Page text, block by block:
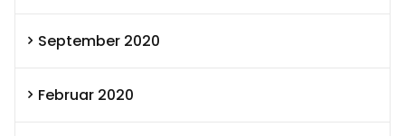
September 2020
Februar 2020